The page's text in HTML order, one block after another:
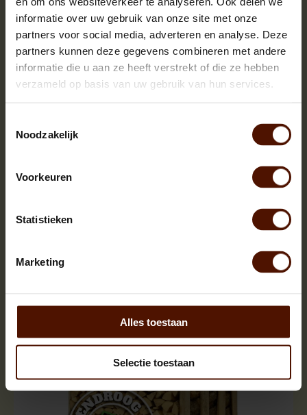
informatie over uw gebruik van onze site met onze
partners voor social media, adverteren en analyse. Deze
partners kunnen deze gegevens combineren met andere
informatie die u aan ze heeft verstrekt of die ze hebben
verzameld op basis van uw gebruik van hun services.
Noodzakelijk
Voorkeuren
Statistieken
Marketing
Alles toestaan
Selectie toestaan